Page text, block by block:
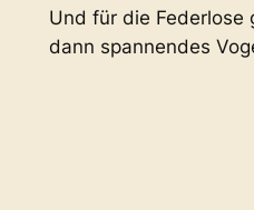
Und für die Federlose
dann spannendes